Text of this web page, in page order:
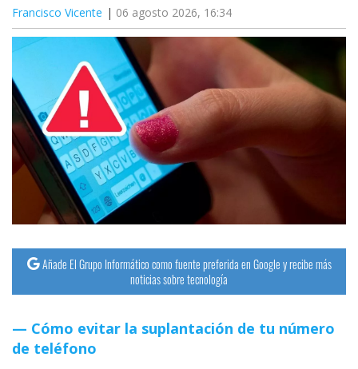
Francisco Vicente 06 agosto 2026, 16:34
Añade El Grupo Informático como fuente preferida en Google y recibe más
noticias sobre tecnología
Cómo evitar la suplantación de tu número
de teléfono